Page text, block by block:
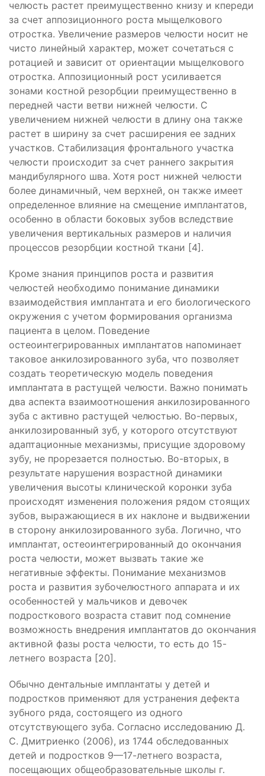
челюсть растет преимущественно книзу и кпереди
за счет аппозиционного роста мыщелкового
отростка. Увеличение размеров челюсти носит не
чисто линейный характер, может сочетаться с
ротацией и зависит от ориентации мыщелкового
отростка. Аппозиционный рост усиливается
зонами костной резорбции преимущественно в
передней части ветви нижней челюсти. С
увеличением нижней челюсти в длину она также
растет в ширину за счет расширения ее задних
участков. Стабилизация фронтального участка
челюсти происходит за счет раннего закрытия
мандибулярного шва. Хотя рост нижней челюсти
более динамичный, чем верхней, он также имеет
определенное влияние на смещение имплантатов,
особенно в области боковых зубов вследствие
увеличения вертикальных размеров и наличия
процессов резорбции костной ткани [4].
Кроме знания принципов роста и развития
челюстей необходимо понимание динамики
взаимодействия имплантата и его биологического
окружения с учетом формирования организма
пациента в целом. Поведение
остеоинтегрированных имплантатов напоминает
таковое анкилозированного зуба, что позволяет
создать теоретическую модель поведения
имплантата в растущей челюсти. Важно понимать
два аспекта взаимоотношения анкилозированного
зуба с активно растущей челюстью. Во-первых,
анкилозированный зуб, у которого отсутствуют
адаптационные механизмы, присущие здоровому
зубу, не прорезается полностью. Во-вторых, в
результате нарушения возрастной динамики
увеличения высоты клинической коронки зуба
происходят изменения положения рядом стоящих
зубов, выражающиеся в их наклоне и выдвижении
в сторону анкилозированного зуба. Логично, что
имплантат, остеоинтегрированный до окончания
роста челюсти, может вызвать такие же
негативные эффекты. Понимание механизмов
роста и развития зубочелюстного аппарата и их
особенностей у мальчиков и девочек
подросткового возраста ставит под сомнение
возможность внедрения имплантатов до окончания
активной фазы роста челюсти, то есть до 15-
летнего возраста [20].
Обычно дентальные имплантаты у детей и
подростков применяют для устранения дефекта
зубного ряда, состоящего из одного
отсутствующего зуба. Согласно исследованию Д.
С. Дмитриенко (2006), из 1744 обследованных
детей и подростков 9—17-летнего возраста,
посещающих общеобразовательные школы г.